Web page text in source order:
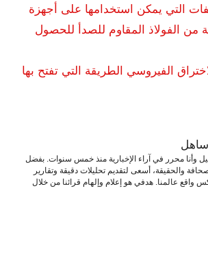
التي يمكن استخدامها على أجهزة
من الفولاذ المقاوم للصدأ للحصول
الفيروسي الطريقة التي تفتح بها
ساهل
وأنا محرر في آراء الإخبارية منذ خمس سنوات. بفضل
والحقيقة، أسعى لتقديم تحليلات دقيقة وتقارير
واقع عالمنا. هدفي هو إعلام وإلهام قرائنا من خلال